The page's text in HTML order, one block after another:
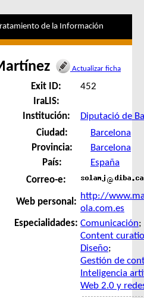
de la Información
Actualizar ficha
Exit ID:
452
IraLIS:
Institución:
Diputació de
Ciudad:
Barcelona
Provincia:
Barcelona
País:
España
Correo-e:
Web personal:
http://
ola.com.es
Especialidades: Comunicación;
Content
Diseño;
Gestión de
Inteligencia
Web 2.0 y